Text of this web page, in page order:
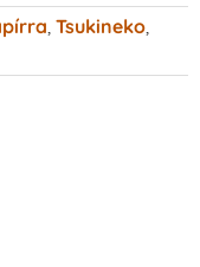
, Tsukineko,